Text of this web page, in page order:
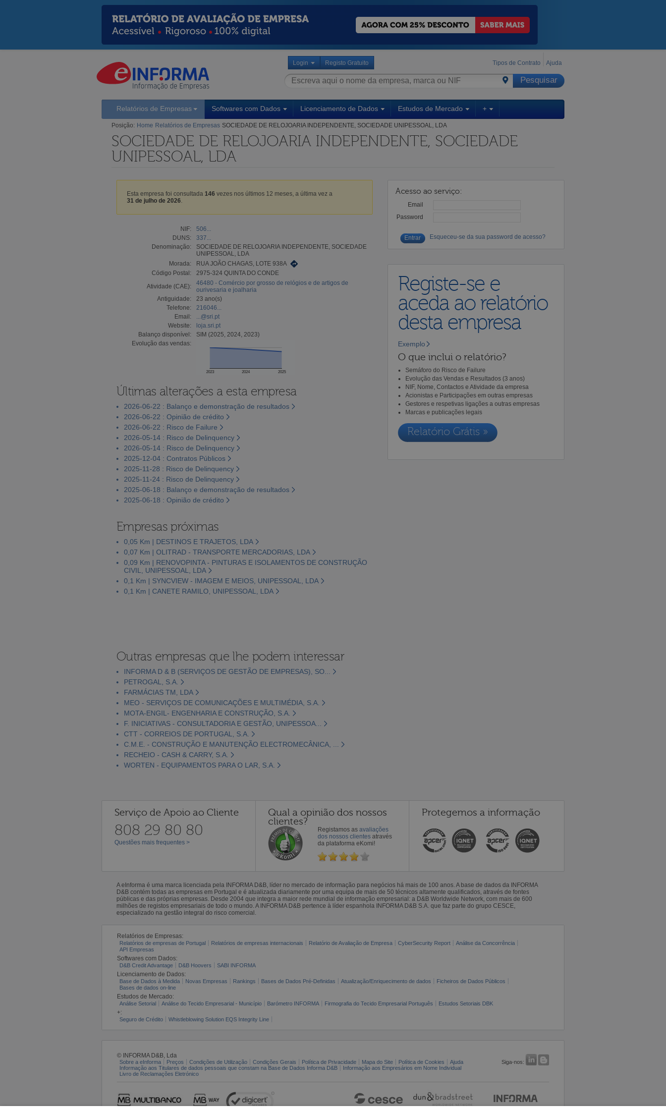
Login Registo Gratuito Tipos de Contrato Ajuda
Relatórios de Empresas Softwares com Dados Licenciamento de Dados Estudos de Mercado +
Posição: Home Relatórios de Empresas SOCIEDADE DE RELOJOARIA INDEPENDENTE, SOCIEDADE UNIPESSOAL, LDA
SOCIEDADE DE RELOJOARIA INDEPENDENTE, SOCIEDADE
UNIPESSOAL, LDA
Esta empresa foi consultada 146 vezes nos últimos 12 meses, a última vez a
31 de julho de 2026
NIF:
506...
DUNS:
337...
Denominação:
SOCIEDADE DE RELOJOARIA INDEPENDENTE, SOCIEDADE
UNIPESSOAL, LDA
Morada:
RUA JOÃO CHAGAS, LOTE 938A
Código Postal:
2975-324 QUINTA DO CONDE
Atividade (CAE):
46480 - Comércio por grosso de relógios e de artigos de
ourivesaria e joalharia
Antiguidade:
23 ano(s)
Telefone:
216046...
Email:
...@sri.pt
Website:
loja.sri.pt
Balanço disponível:
SIM (2025, 2024, 2023)
Evolução das vendas:
2023 2024 2025
Últimas alterações a esta empresa
2026-06-22 : Balanço e demonstração de resultados
2026-06-22 : Opinião de crédito
2026-06-22 : Risco de Failure
2026-05-14 : Risco de Delinquency
2026-05-14 : Risco de Delinquency
2025-12-04 : Contratos Públicos
2025-11-28 : Risco de Delinquency
2025-11-24 : Risco de Delinquency
2025-06-18 : Balanço e demonstração de resultados
2025-06-18 : Opinião de crédito
Empresas próximas
0,05 Km | DESTINOS E TRAJETOS, LDA
0,07 Km | OLITRAD - TRANSPORTE MERCADORIAS, LDA
0,09 Km | RENOVOPINTA - PINTURAS E ISOLAMENTOS DE CONSTRUÇÃO
CIVIL, UNIPESSOAL, LDA
0,1 Km | SYNCVIEW - IMAGEM E MEIOS, UNIPESSOAL, LDA
0,1 Km | CANETE RAMILO, UNIPESSOAL, LDA
Acesso ao serviço:
Email
Password
Esqueceu-se da sua password de acesso?
Registe-se e
aceda ao relatório
desta empresa
Exemplo
O que inclui o relatório?
Semáforo do Risco de Failure
Evolução das Vendas e Resultados (3 anos)
NIF, Nome, Contactos e Atividade da empresa
Acionistas e Participações em outras empresas
Gestores e respetivas ligações a outras empresas
Marcas e publicações legais
Relatório Grátis »
Outras empresas que lhe podem interessar
INFORMA D & B (SERVIÇOS DE GESTÃO DE EMPRESAS), SO...
PETROGAL, S.A.
FARMÁCIAS TM, LDA
MEO - SERVIÇOS DE COMUNICAÇÕES E MULTIMÉDIA, S.A.
MOTA-ENGIL- ENGENHARIA E CONSTRUÇÃO, S.A.
F. INICIATIVAS - CONSULTADORIA E GESTÃO, UNIPESSOA...
CTT - CORREIOS DE PORTUGAL, S.A.
C.M.E. - CONSTRUÇÃO E MANUTENÇÃO ELECTROMECÂNICA, ...
RECHEIO - CASH & CARRY, S.A.
WORTEN - EQUIPAMENTOS PARA O LAR, S.A.
Serviço de Apoio ao Cliente
808 29 80 80
Questões mais frequentes >
Qual a opinião dos nossos
clientes?
Registamos as avaliações
dos nossos clientes através
da plataforma eKomi!
Protegemos a informação
A eInforma é uma marca licenciada pela INFORMA D&B, líder no mercado de informação para negócios há mais de 100 anos. A base de dados da INFORMA
D&B contém todas as empresas em Portugal e é atualizada diariamente por uma equipa de mais de 50 técnicos altamente qualificados, através de fontes
públicas e das próprias empresas. Desde 2004 que integra a maior rede mundial de informação empresarial: a D&B Worldwide Network, com mais de 600
milhões de registos empresariais de todo o mundo. A INFORMA D&B pertence à líder espanhola INFORMA D&B S.A. que faz parte do grupo CESCE,
especializado na gestão integral do risco comercial.
Relatórios de Empresas:
Relatórios de empresas de Portugal Relatórios de empresas internacionais Relatório de Avaliação de Empresa CyberSecurity Report
Análise da Concorrência
API Empresas
Softwares com Dados:
D&B Credit Advantage D&B Hoovers SABI INFORMA
Licenciamento de Dados:
Base de Dados à Medida Novas Empresas Rankings Bases de Dados Pré-Definidas Atualização/Enriquecimento de dados
Ficheiros de Dados Públicos
Bases de dados on-line
Estudos de Mercado:
Análise Setorial Análise do Tecido Empresarial - Município Barómetro INFORMA Firmografia do Tecido Empresarial Português Estudos Setoriais DBK
+:
Seguro de Crédito Whistleblowing Solution EQS Integrity Line
© INFORMA D&B, Lda
Sobre a eInforma Preços Condições de Utilização Condições Gerais Política de Privacidade Mapa do Site Política de Cookies Ajuda
Siga-nos:
Informação aos Titulares de dados pessoais que constam na Base de Dados Informa D&B
Informação aos Empresários em Nome Individual
Livro de Reclamações Eletrónico